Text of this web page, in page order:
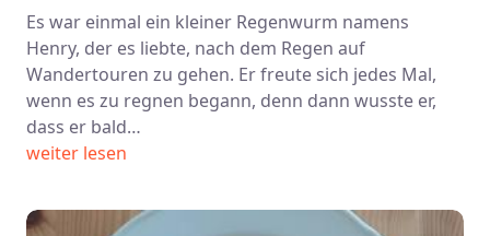
Es war einmal ein kleiner Regenwurm namens
Henry, der es liebte, nach dem Regen auf
Wandertouren zu gehen. Er freute sich jedes Mal,
wenn es zu regnen begann, denn dann wusste er,
dass er bald…
weiter lesen